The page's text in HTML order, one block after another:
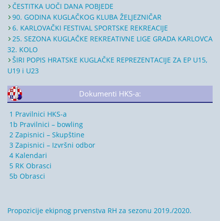
ČESTITKA UOČI DANA POBJEDE
90. GODINA KUGLAČKOG KLUBA ŽELJEZNIČAR
6. KARLOVAČKI FESTIVAL SPORTSKE REKREACIJE
25. SEZONA KUGLAČKE REKREATIVNE LIGE GRADA KARLOVCA
32. KOLO
ŠIRI POPIS HRATSKE KUGLAČKE REPREZENTACIJE ZA EP U15,
U19 i U23
Dokumenti HKS-a:
1 Pravilnici HKS-a
1b Pravilnici – bowling
2 Zapisnici – Skupštine
3 Zapisnici – Izvršni odbor
4 Kalendari
5 RK Obrasci
5b Obrasci
Propozicije ekipnog prvenstva RH za sezonu 2019./2020.